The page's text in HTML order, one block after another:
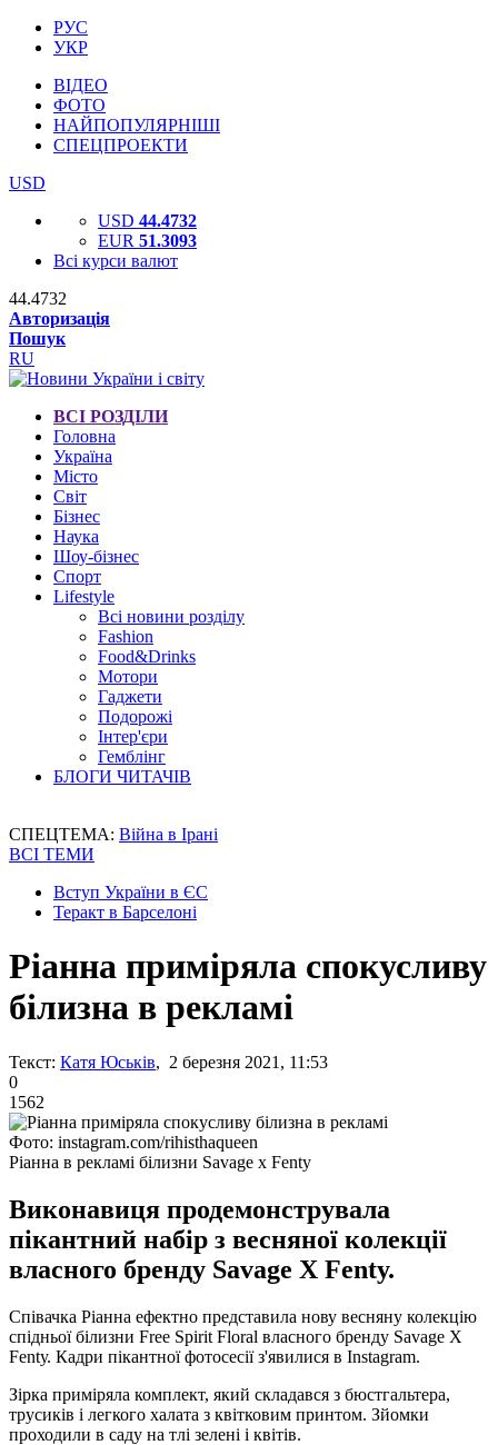
РУС
УКР
ВІДЕО
ФОТО
НАЙПОПУЛЯРНІШІ
СПЕЦПРОЕКТИ
USD
USD 44.4732
EUR 51.3093
Всі курси валют
44.4732
Авторизація
Пошук
RU
ВСІ РОЗДІЛИ
Головна
Україна
Місто
Світ
Бізнес
Наука
Шоу-бізнес
Спорт
Lifestyle
Всі новини розділу
Fashion
Food&Drinks
Мотори
Гаджети
Подорожі
Інтер'єри
Гемблінг
БЛОГИ ЧИТАЧІВ
СПЕЦТЕМА: Війна в Ірані
ВСІ ТЕМИ
Вступ України в ЄС
Теракт в Барселоні
Ріанна приміряла спокусливу
білизна в рекламі
Текст: Катя Юськів, 2 березня 2021, 11:53
0
1562
Фото: instagram.com/rihisthaqueen
Ріанна в рекламі білизни Savage x Fenty
Виконавиця продемонструвала
пікантний набір з весняної колекції
власного бренду Savage X Fentу.
Співачка Ріанна ефектно представила нову весняну колекцію
спідньої білизни Free Spirit Floral власного бренду Savage X
Fentу. Кадри пікантної фотосесії з'явилися в Instagram.
Зірка приміряла комплект, який складався з бюстгальтера,
трусиків і легкого халата з квітковим принтом. Зйомки
проходили в саду на тлі зелені і квітів.